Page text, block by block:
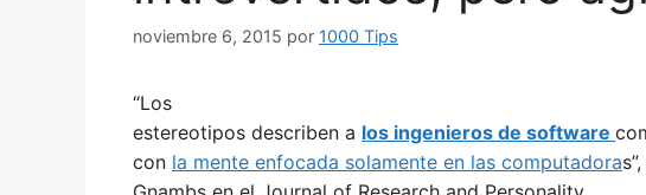
noviembre 6, 2015 por 1000 Tips
“Los
estereotipos describen a los ingenieros de software
con la mente enfocada solamente en las computadora